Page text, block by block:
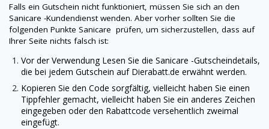
Falls ein Gutschein nicht funktioniert, müssen Sie sich an den
Sanicare -Kundendienst wenden. Aber vorher sollten Sie die
folgenden Punkte Sanicare prüfen, um sicherzustellen, dass auf
Ihrer Seite nichts falsch ist:
Vor der Verwendung Lesen Sie die Sanicare -Gutscheindetails,
die bei jedem Gutschein auf Dierabatt.de erwähnt werden.
Kopieren Sie den Code sorgfältig, vielleicht haben Sie einen
Tippfehler gemacht, vielleicht haben Sie ein anderes Zeichen
eingegeben oder den Rabattcode versehentlich zweimal
eingefügt.